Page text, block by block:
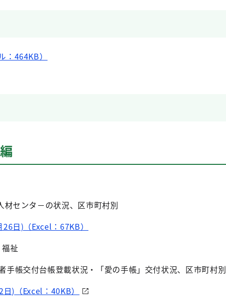
：464KB）
材センタ－の状況、区市町村別
日)（Excel：67KB）
福祉
手帳交付台帳登載状況・「愛の手帳」交付状況、区市町村別
)（Excel：40KB）